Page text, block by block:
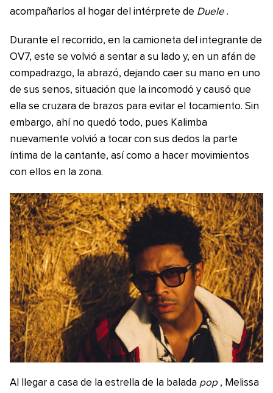
acompañarlos al hogar del intérprete de Duele .
Durante el recorrido, en la camioneta del integrante de
OV7, este se volvió a sentar a su lado y, en un afán de
compadrazgo, la abrazó, dejando caer su mano en uno
de sus senos, situación que la incomodó y causó que
ella se cruzara de brazos para evitar el tocamiento. Sin
embargo, ahí no quedó todo, pues Kalimba
nuevamente volvió a tocar con sus dedos la parte
íntima de la cantante, así como a hacer movimientos
con ellos en la zona.
Al llegar a casa de la estrella de la balada pop , Melissa